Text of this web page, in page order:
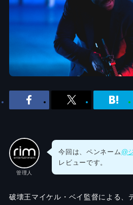
管理人
今回は、ペンネーム @
レビューです。
破壊王マイケル・ベイ監督による、